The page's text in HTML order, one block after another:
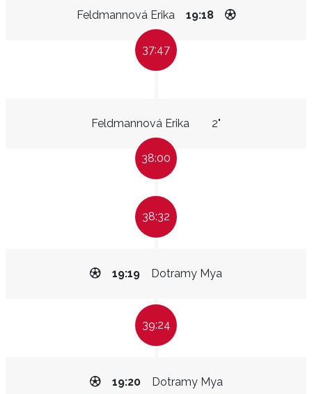
Feldmannová Erika 19:18
37:47
Feldmannová Erika 2"
38:00
38:32
Dotramy Mya
19:19
39:24
Dotramy Mya
19:20